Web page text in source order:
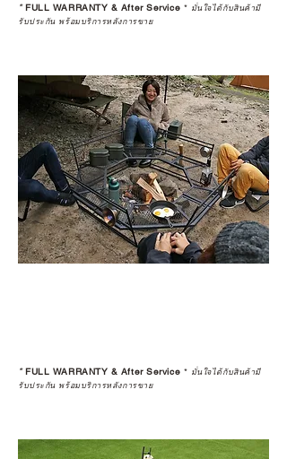
*FULL WARRANTY & After Service * มั่นใจได้กับสินค้ามี
รับประกัน พร้อมบริการหลังการขาย
*FULL WARRANTY & After Service * มั่นใจได้กับสินค้ามี
รับประกัน พร้อมบริการหลังการขาย